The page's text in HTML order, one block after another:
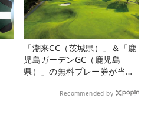
「潮来CC（茨城県）」＆「鹿
児島ガーデンGC（鹿児島
県）」の無料プレー券が当た
Recommended by